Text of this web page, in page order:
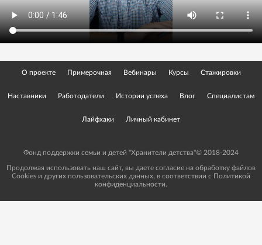
О проекте Примерочная Вебинары Курсы Стажировки
Наставники Работодатели Истории успеха Влог Специалистам
Лайфхаки Личный кабинет
Фонд поддержки семьи и детей "Хранители детства"© 2018-2024
Продолжая использовать наш сайт, вы даете согласие на обработку файлов
Cookies и других пользовательских данных, в соответствии с Политикой
конфиденциальности.